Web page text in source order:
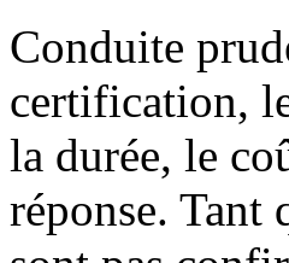
Conduite
certification,
la durée, le
réponse. Tant